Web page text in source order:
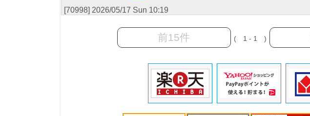
[70998] 2026/05/17 Sun 10:19
前15件 ( 1 - 1 )